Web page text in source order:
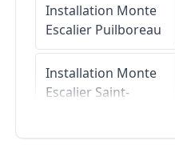
Installation Monte
Escalier Puilboreau
Installation Monte
Escalier Saint-